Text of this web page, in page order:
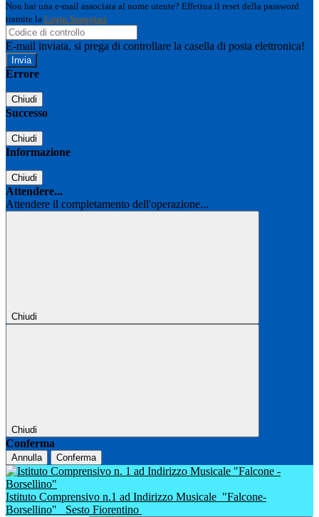
Non hai una e-mail associata al nome utente? Effettua il reset della password
tramite la Login Spaggiari
E-mail inviata, si prega di controllare la casella di posta elettronica!
Errore
Chiudi
Successo
Chiudi
Informazione
Chiudi
Attendere...
Attendere il completamento dell'operazione...
Chiudi
Chiudi
Conferma
Annulla Conferma
Istituto Comprensivo n.1 ad Indirizzo Musicale "Falcone-
Borsellino"
Sesto Fiorentino